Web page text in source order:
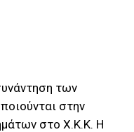
των
στην
στο Χ.Κ.Κ. Η